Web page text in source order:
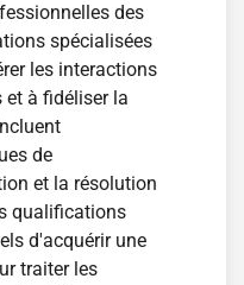
des
spécialisées
les interactions
et à fidéliser la
de
et la résolution
qualifications
d'acquérir une
traiter les